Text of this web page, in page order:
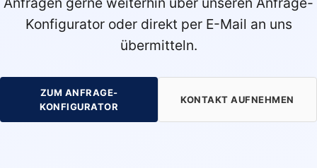
Konfigurator oder direkt per E-Mail an uns
übermitteln.
ZUM ANFRAGE-
KONFIGURATOR
KONTAKT AUFNEHMEN